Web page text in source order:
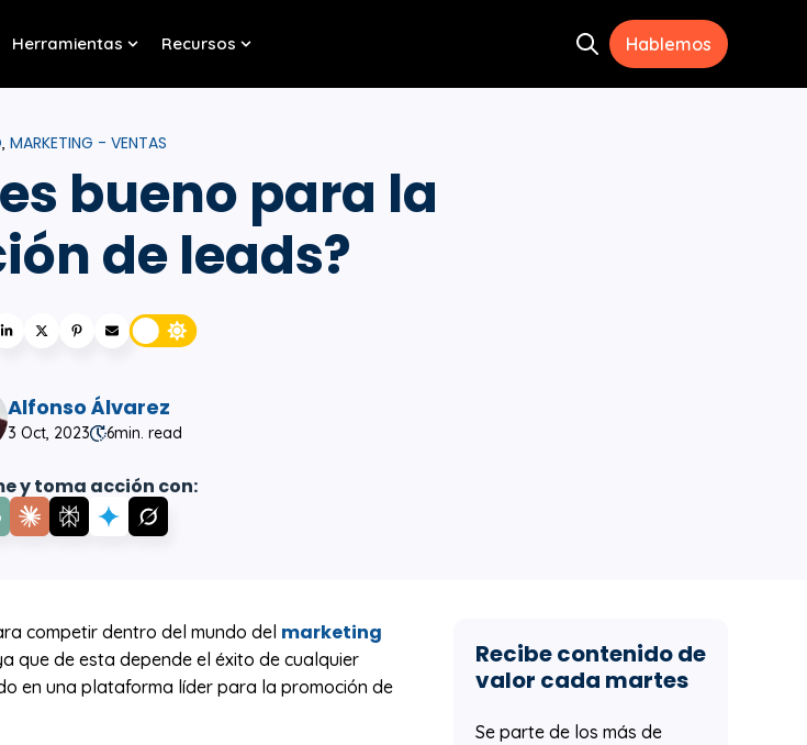
Herramientas
Show submenu for Herramientas
Recursos Open search
Hablemos
, MARKETING - VENTAS
bueno para la
de leads?
Alfonso Álvarez
3 Oct, 2023 6min. read
y toma acción con:
competir dentro del mundo del marketing
que de esta depende el éxito de cualquier
en una plataforma líder para la promoción de
Recibe contenido de
valor cada martes
Se parte de los más de